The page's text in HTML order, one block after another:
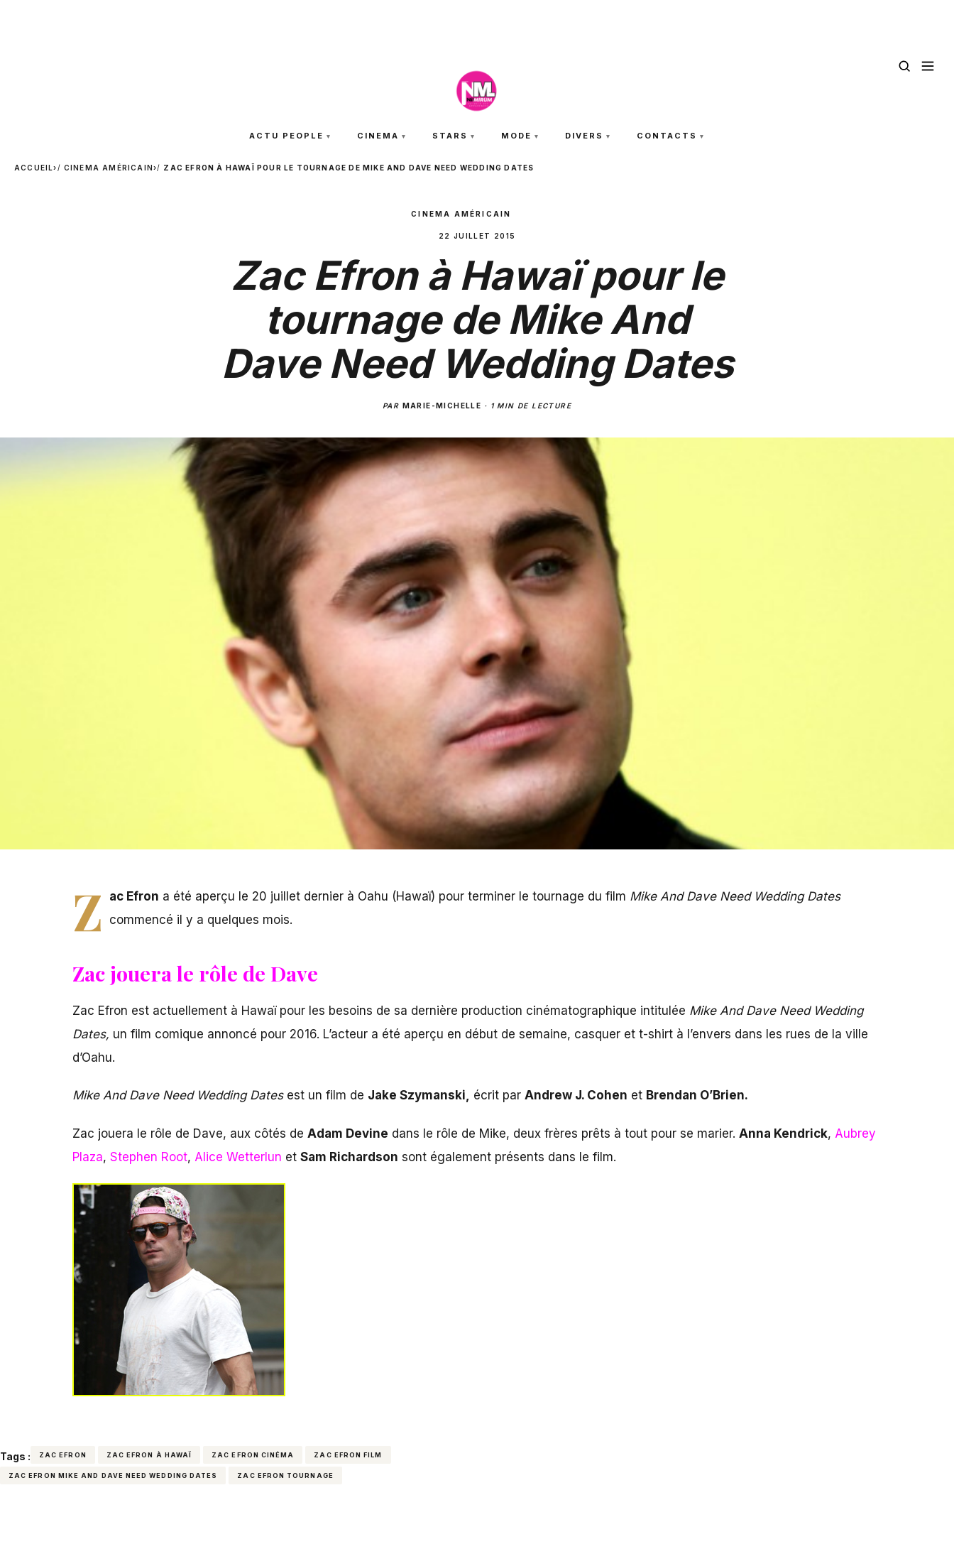
ACTU PEOPLE CINEMA STARS MODE DIVERS CONTACTS
ACCUEIL› CINEMA AMÉRICAIN› ZAC EFRON À HAWAÏ POUR LE TOURNAGE DE MIKE AND DAVE NEED WEDDING DATES
CINEMA AMÉRICAIN
22 JUILLET 2015
Zac Efron à Hawaï pour le
tournage de Mike And
Dave Need Wedding Dates
PAR MARIE-MICHELLE · 1 MIN DE LECTURE
Z ac Efron a été aperçu le 20 juillet dernier à Oahu (Hawaï) pour terminer le tournage du film Mike And Dave Need Wedding Dates
commencé il y a quelques mois.
Zac jouera le rôle de Dave
Zac Efron est actuellement à Hawaï pour les besoins de sa dernière production cinématographique intitulée Mike And Dave Need Wedding
Dates, un film comique annoncé pour 2016. L’acteur a été aperçu en début de semaine, casquer et t-shirt à l’envers dans les rues de la ville
d’Oahu.
Mike And Dave Need Wedding Datesest un film de Jake Szymanski, écrit par Andrew J. Cohen et Brendan O’Brien.
Zac jouera le rôle de Dave, aux côtés de Adam Devine dans le rôle de Mike, deux frères prêts à tout pour se marier. Anna Kendrick, Aubrey
Plaza, Stephen Root, Alice Wetterlun et Sam Richardson sont également présents dans le film.
Tags : ZAC EFRON ZAC EFRON À HAWAÏ ZAC EFRON CINÉMA ZAC EFRON FILM
ZAC EFRON MIKE AND DAVE NEED WEDDING DATES ZAC EFRON TOURNAGE